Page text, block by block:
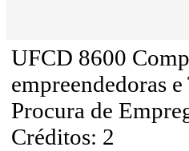
UFCD 8600
empreendedoras
Procura de
Créditos: 2